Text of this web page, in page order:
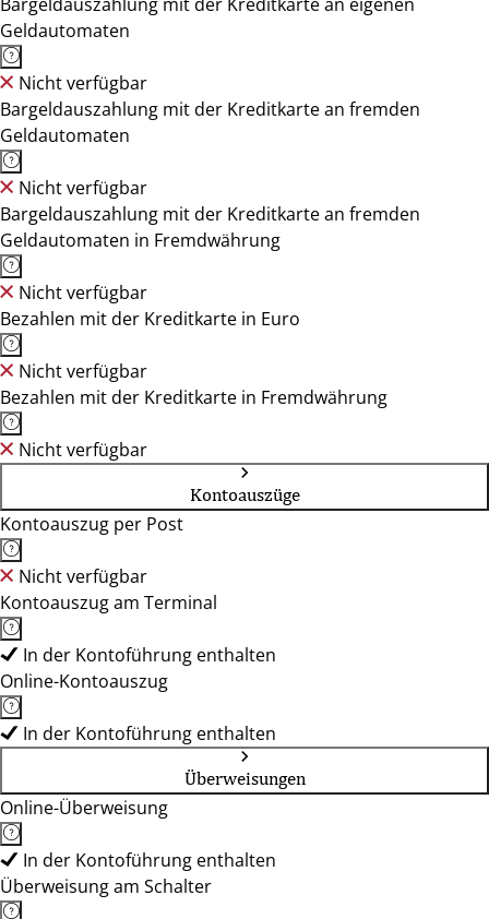
Geldautomaten
Nicht verfügbar
Bargeldauszahlung mit der Kreditkarte an fremden
Geldautomaten
Nicht verfügbar
Bargeldauszahlung mit der Kreditkarte an fremden
Geldautomaten in Fremdwährung
Nicht verfügbar
Bezahlen mit der Kreditkarte in Euro
Nicht verfügbar
Bezahlen mit der Kreditkarte in Fremdwährung
Nicht verfügbar
Kontoauszüge
Kontoauszug per Post
Nicht verfügbar
Kontoauszug am Terminal
In der Kontoführung enthalten
Online-Kontoauszug
In der Kontoführung enthalten
Überweisungen
Online-Überweisung
In der Kontoführung enthalten
Überweisung am Schalter